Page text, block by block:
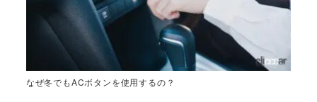
なぜ冬でもACボタンを使用するの？